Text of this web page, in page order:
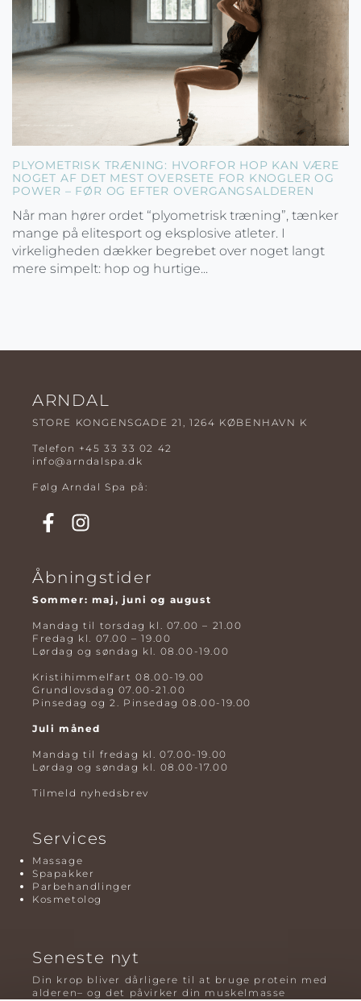
PLYOMETRISK TRÆNING: HVORFOR HOP KAN VÆRE
NOGET AF DET MEST OVERSETE FOR KNOGLER OG
POWER – FØR OG EFTER OVERGANGSALDEREN
Når man hører ordet “plyometrisk træning”, tænker
mange på elitesport og eksplosive atleter. I
virkeligheden dækker begrebet over noget langt
mere simpelt: hop og hurtige...
ARNDAL
STORE KONGENSGADE 21, 1264 KØBENHAVN K
Telefon +45 33 33 02 42
info@arndalspa.dk
Følg Arndal Spa på:
Åbningstider
Sommer: maj, juni og august
Mandag til torsdag kl. 07.00 – 21.00
Fredag kl. 07.00 – 19.00
Lørdag og søndag kl. 08.00-19.00
Kristihimmelfart 08.00-19.00
Grundlovsdag 07.00-21.00
Pinsedag og 2. Pinsedag 08.00-19.00
Juli måned
Mandag til fredag kl. 07.00-19.00
Lørdag og søndag kl. 08.00-17.00
Tilmeld nyhedsbrev
Services
Massage
Spapakker
Parbehandlinger
Kosmetolog
Seneste nyt
Din krop bliver dårligere til at bruge protein med
alderen– og det påvirker din muskelmasse